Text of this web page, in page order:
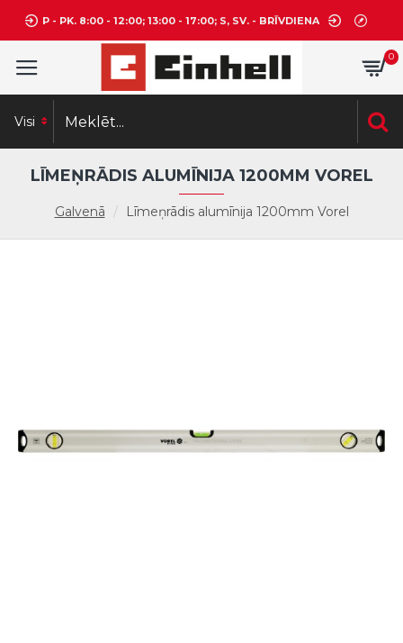
P - PK. 8:00 - 12:00; 13:00 - 17:00; S, SV. - BRĪVDIENA
0
Visi
Galvenā Līmeņrādis alumīnija 1200mm Vorel
LĪMEŅRĀDIS ALUMĪNIJA 1200MM VOREL